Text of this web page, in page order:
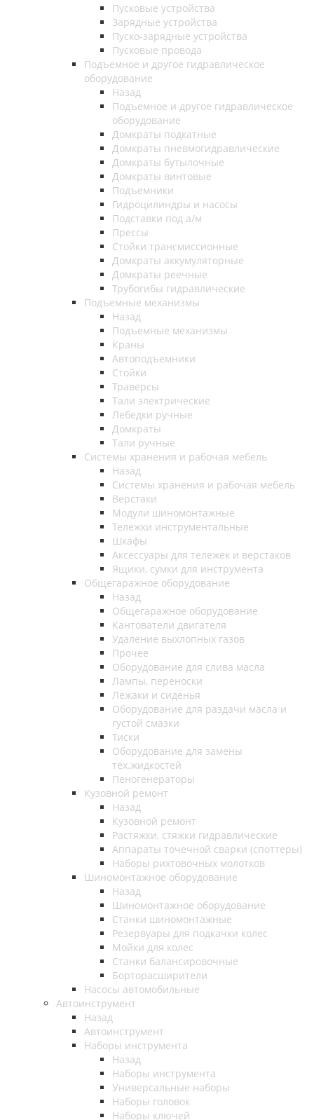
Пусковые устройства
Зарядные устройства
Пуско-зарядные устройства
Пусковые провода
Подъемное и другое гидравлическое
оборудование
Назад
Подъемное и другое гидравлическое
оборудование
Домкраты подкатные
Домкраты пневмогидравлические
Домкраты бутылочные
Домкраты винтовые
Подъемники
Гидроцилиндры и насосы
Подставки под а/м
Прессы
Стойки трансмиссионные
Домкраты аккумуляторные
Домкраты реечные
Трубогибы гидравлические
Подъемные механизмы
Назад
Подъемные механизмы
Краны
Автоподъемники
Стойки
Траверсы
Тали электрические
Лебедки ручные
Домкраты
Тали ручные
Системы хранения и рабочая мебель
Назад
Системы хранения и рабочая мебель
Верстаки
Модули шиномонтажные
Тележки инструментальные
Шкафы
Аксессуары для тележек и верстаков
Ящики, сумки для инструмента
Общегаражное оборудование
Назад
Общегаражное оборудование
Кантователи двигателя
Удаление выхлопных газов
Прочее
Оборудование для слива масла
Лампы, переноски
Лежаки и сиденья
Оборудование для раздачи масла и
густой смазки
Тиски
Оборудование для замены
тех.жидкостей
Пеногенераторы
Кузовной ремонт
Назад
Кузовной ремонт
Растяжки, стяжки гидравлические
Аппараты точечной сварки (споттеры)
Наборы рихтовочных молотков
Шиномонтажное оборудование
Назад
Шиномонтажное оборудование
Станки шиномонтажные
Резервуары для подкачки колес
Мойки для колес
Станки балансировочные
Борторасширители
Насосы автомобильные
Автоинструмент
Назад
Автоинструмент
Наборы инструмента
Назад
Наборы инструмента
Универсальные наборы
Наборы головок
Наборы ключей